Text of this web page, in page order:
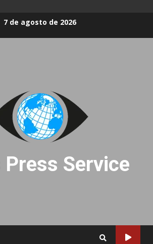
7 de agosto de 2026
Press Service